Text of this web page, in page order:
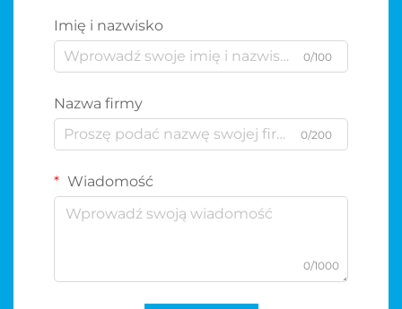
Imię i nazwisko
0/100
Nazwa firmy
0/200
Wiadomość
0/1000